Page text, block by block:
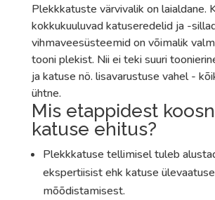
Plekkkatuste värvivalik on laialdane.
kokkukuuluvad katuseredelid ja -
vihmaveesüsteemid on võimalik
tooni plekist. Nii ei teki suuri
ja katuse nö. lisavarustuse vahel -
ühtne.
Mis etappidest
katuse ehitus?
Plekkkatuse tellimisel tuleb
ekspertiisist ehk katuse
mõõdistamisest.